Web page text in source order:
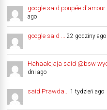
google said poupée d'amour
ago
google said ... 22 godziny ago
Hahaalejaja said @bsw
dni ago
said Prawda... 1 tydzień ago